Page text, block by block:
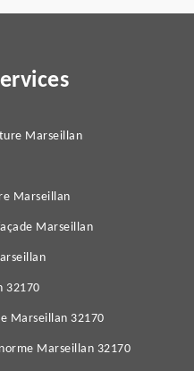
Marseillan
Marseillan
Marseillan
32170
Marseillan 32170
Marseillan 32170